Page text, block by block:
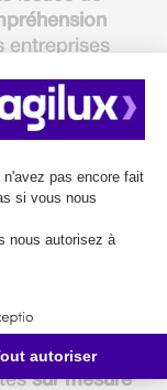
entreprises
de
la
client.
plus
en
ERP
leslogiques
sur mesure